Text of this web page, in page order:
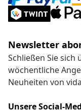
Newsletter
Schließen Sie sich
wöchentliche
Neuheiten von
Unsere Social-